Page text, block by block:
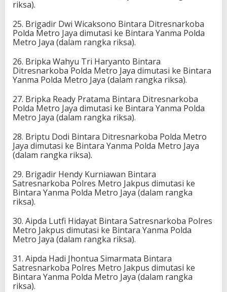
riksa).
25. Brigadir Dwi Wicaksono Bintara Ditresnarkoba
Polda Metro Jaya dimutasi ke Bintara Yanma Polda
Metro Jaya (dalam rangka riksa).
26. Bripka Wahyu Tri Haryanto Bintara
Ditresnarkoba Polda Metro Jaya dimutasi ke Bintara
Yanma Polda Metro Jaya (dalam rangka riksa).
27. Bripka Ready Pratama Bintara Ditresnarkoba
Polda Metro Jaya dimutasi ke Bintara Yanma Polda
Metro Jaya (dalam rangka riksa).
28. Briptu Dodi Bintara Ditresnarkoba Polda Metro
Jaya dimutasi ke Bintara Yanma Polda Metro Jaya
(dalam rangka riksa).
29. Brigadir Hendy Kurniawan Bintara
Satresnarkoba Polres Metro Jakpus dimutasi ke
Bintara Yanma Polda Metro Jaya (dalam rangka
riksa).
30. Aipda Lutfi Hidayat Bintara Satresnarkoba Polres
Metro Jakpus dimutasi ke Bintara Yanma Polda
Metro Jaya (dalam rangka riksa).
31. Aipda Hadi Jhontua Simarmata Bintara
Satresnarkoba Polres Metro Jakpus dimutasi ke
Bintara Yanma Polda Metro Jaya (dalam rangka
riksa).